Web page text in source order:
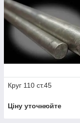
Круг 110 ст.45
Ціну уточнюйте